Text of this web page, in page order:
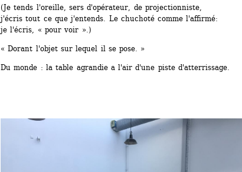
(Je tends l'oreille, sers d'opérateur, de projectionniste,
j'écris tout ce que j'entends. Le chuchoté comme l'affirmé:
je l'écris, « pour voir ».)
« Dorant l'objet sur lequel il se pose. »
Du monde : la table agrandie a l'air d'une piste d'atterrissage.